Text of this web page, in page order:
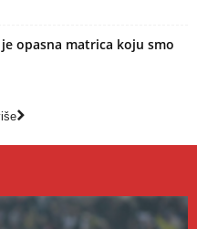
je opasna matrica koju smo